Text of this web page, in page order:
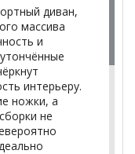
диван,
массива
и
интерьеру.
ножки, а
не